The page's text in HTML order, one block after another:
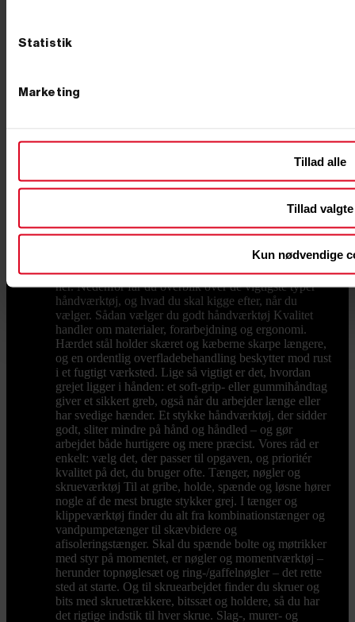
Statistik
Marketing
Tillad alle
Tillad valgte
Kun nødvendige
kvalitet til både professionelle håndværkere og private.
imødekommende kundeservice. Har du spørgsmål om
vores produkter eller brug for rådgivning, er du altid
HåndværktøjHåndværktøj til hjem, værksted og
en central del af vores samlede udvalg af værktøj, og
og erhverv siden 2002, og vi har samlet et bredt udvalg
af håndværktøj i en kvalitet, der kan holde til at blive
skal fylde den første værktøjskasse op eller mangler ét
bestemt stykke grej til dagens opgave, finder du det
her. Nedenfor får du overblik over de vigtigste typer
håndværktøj, og hvad du skal kigge efter, når du
vælger. Sådan vælger du godt håndværktøj Kvalitet
handler om materialer, forarbejdning og ergonomi.
Hærdet stål holder skæret og kæberne skarpe længere,
og en ordentlig overfladebehandling beskytter mod rust
i et fugtigt værksted. Lige så vigtigt er det, hvordan
grejet ligger i hånden: et soft-grip- eller gummihåndtag
giver et sikkert greb, også når du arbejder længe eller
har svedige hænder. Et stykke håndværktøj, der sidder
godt, sliter mindre på hånd og håndled – og gør
arbejdet både hurtigere og mere præcist. Vores råd er
enkelt: vælg det, der passer til opgaven, og prioritér
kvalitet på det, du bruger ofte. Tænger, nøgler og
skrueværktøj Til at gribe, holde, spænde og løsne hører
nogle af de mest brugte stykker grej. I tænger og
klippeværktøj finder du alt fra kombinationstænger og
vandpumpetænger til skævbidere og
afisoleringstænger. Skal du spænde bolte og møtrikker
med styr på momentet, er nøgler og momentværktøj –
herunder topnøglesæt og ring-/gaffelnøgler – det rette
sted at starte. Og til skruearbejdet finder du skruer og
bits med skruetrækkere, bitssæt og holdere, så du har
det rigtige indstik til hver skrue. Slag-, murer- og